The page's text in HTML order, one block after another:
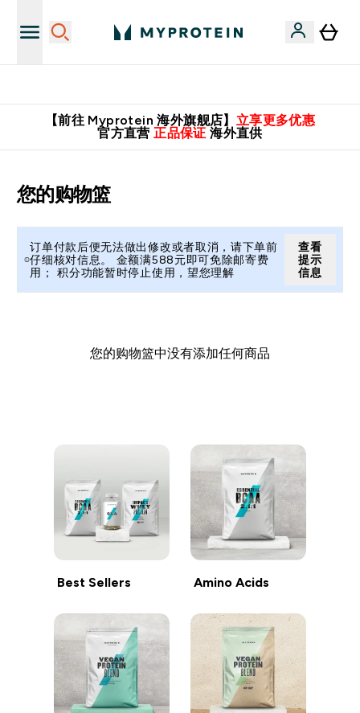
【前往 Myprotein 海外旗舰店】 立享更多优惠
官方直营 正品保证 海外直供
您的购物篮
订单付款后便无法做出修改或者取消，请下单前
仔细核对信息。 金额满588元即可免除邮寄费
用； 积分功能暂时停止使用，望您理解
查看
提示
信息
您的购物篮中没有添加任何商品
Best Sellers Amino Acids